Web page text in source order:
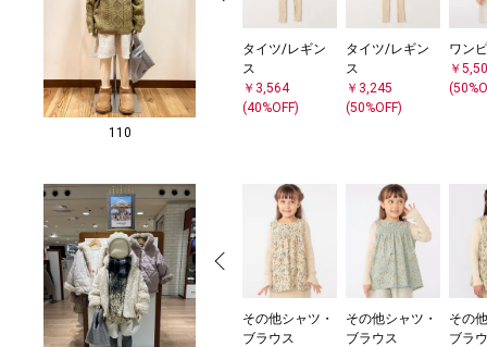
110
タイツ/レギン
ス
￥3,564
(40%OFF)
タイツ/レギン
ス
￥3,245
(50%OFF)
ワン
￥
その他シャツ・
ブラウス
その他シャツ・
ブラウス
その
ブラ